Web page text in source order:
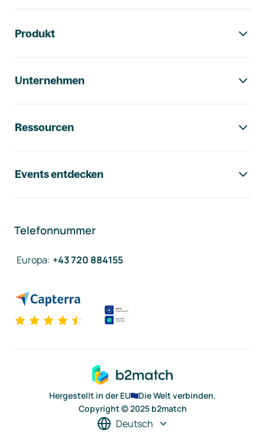
Produkt
Unternehmen
Ressourcen
Events entdecken
Telefonnummer
Europa: +43 720 884155
Hergestellt in der EU
Die Welt verbinden.
Copyright © 2025 b2match
Deutsch